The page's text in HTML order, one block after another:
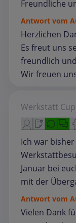
Freundliche
Antwort vom
Herzlichen
Es freut uns
freundlich
Wir freuen
Werkstatt
Ich war
Januar bei
mit der
Antwort vom
Vielen Dank